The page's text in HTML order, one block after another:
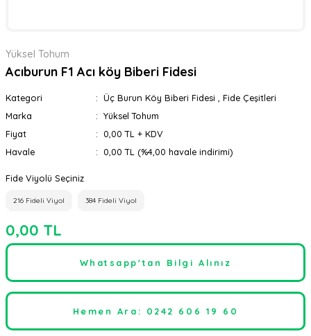
Yüksel Tohum
Acıburun F1 Acı köy Biberi Fidesi
Kategori Üç Burun Köy Biberi Fidesi
Fide Çeşitleri
Marka
Yüksel Tohum
Fiyat
0,00 TL + KDV
Havale
0,00 TL (%4,00 havale indirimi)
Fide Viyolü Seçiniz
216 Fideli Viyol 384 Fideli Viyol
0,00 TL
Whatsapp'tan Bilgi Alınız
Hemen Ara: 0242 606 19 60